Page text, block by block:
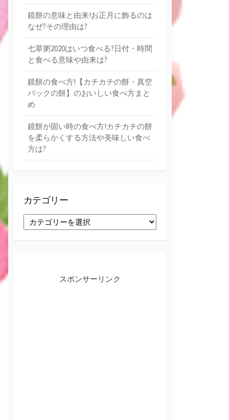
鏡餅の意味と由来!お正月に飾るのは
なぜ?その理由は?
七草粥2020はいつ食べる?日付・時間
と食べる意味や由来は?
鏡餅の食べ方!【カチカチの餅・真空
パックの餅】のおいしい食べ方まと
め
鏡餅が固い時の食べ方!カチカチの餅
を柔らかくする方法や美味しい食べ
方は?
カテゴリー
カ
テ
スポンサーリンク